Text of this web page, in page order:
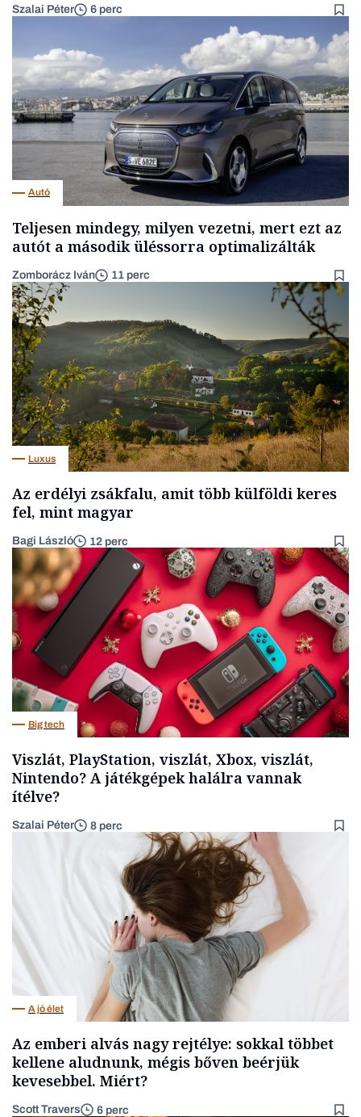
Szalai Péter 6 perc
Autó
Teljesen mindegy, milyen vezetni, mert ezt az
autót a második üléssorra optimalizálták
Zomborácz Iván 11 perc
Luxus
Az erdélyi zsákfalu, amit több külföldi keres
fel, mint magyar
Bagi László 12 perc
Big tech
Viszlát, PlayStation, viszlát, Xbox, viszlát,
Nintendo? A játékgépek halálra vannak
ítélve?
Szalai Péter 8 perc
A jó élet
Az emberi alvás nagy rejtélye: sokkal többet
kellene aludnunk, mégis bőven beérjük
kevesebbel. Miért?
Scott Travers 6 perc